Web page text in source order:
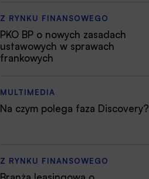
Z RYNKU FINANSOWEGO
PKO BP o nowych zasadach
ustawowych w sprawach
frankowych
MULTIMEDIA
Na czym polega faza Discovery?
Z RYNKU FINANSOWEGO